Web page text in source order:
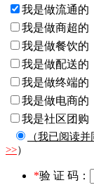
我是做流通的
我是做商超的
我是做餐饮的
我是做配送的
我是做终端的
我是做电商的
我是社区团购
（我已阅读并
>>）
*验 证 码：